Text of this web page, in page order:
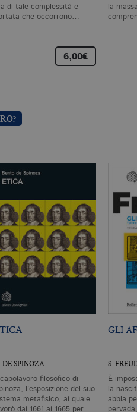
di tale complessità e
che occorrono…
6,00€
la
DE SPINOZA
capolavoro filosofico di
l’esposizione del suo
metafisico, al quale
dal 1661 al 1665 per…
GLI
S.
È
la
abbia